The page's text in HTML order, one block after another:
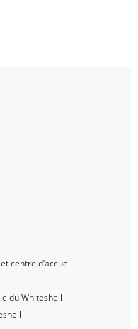
centre d’accueil
du Whiteshell